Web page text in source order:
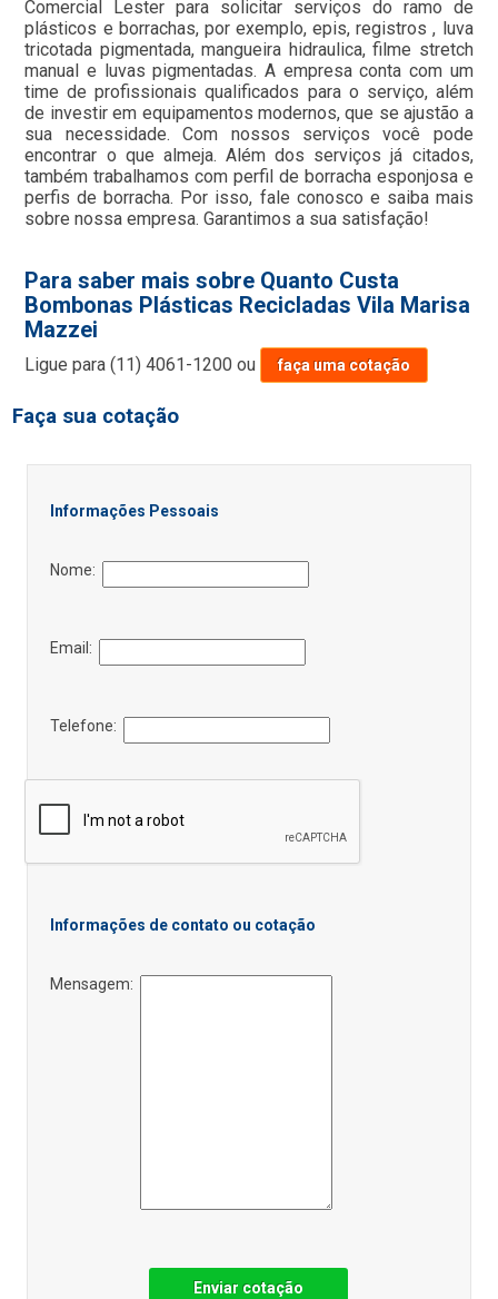
Comercial Lester para solicitar serviços do ramo de
plásticos e borrachas, por exemplo, epis, registros , luva
tricotada pigmentada, mangueira hidraulica, filme stretch
manual e luvas pigmentadas. A empresa conta com um
time de profissionais qualificados para o serviço, além
de investir em equipamentos modernos, que se ajustão a
sua necessidade. Com nossos serviços você pode
encontrar o que almeja. Além dos serviços já citados,
também trabalhamos com perfil de borracha esponjosa e
perfis de borracha. Por isso, fale conosco e saiba mais
sobre nossa empresa. Garantimos a sua satisfação!
Para saber mais sobre Quanto Custa
Bombonas Plásticas Recicladas Vila Marisa
Mazzei
Ligue para(11) 4061-1200 ou faça uma cotação
Faça sua cotação
Informações Pessoais
Nome:
Email:
Telefone:
Informações de contato ou cotação
Mensagem:
Enviar cotação